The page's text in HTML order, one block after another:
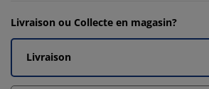
Livraison ou Collecte en magasin?
Livraison